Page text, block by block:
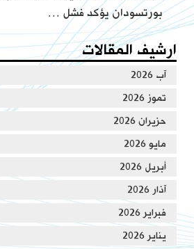
بورتسودان يؤكد فشل …
ارشيف المقالات
آب 2026
تموز 2026
حزيران 2026
مايو 2026
أبريل 2026
آذار 2026
فبراير 2026
يناير 2026